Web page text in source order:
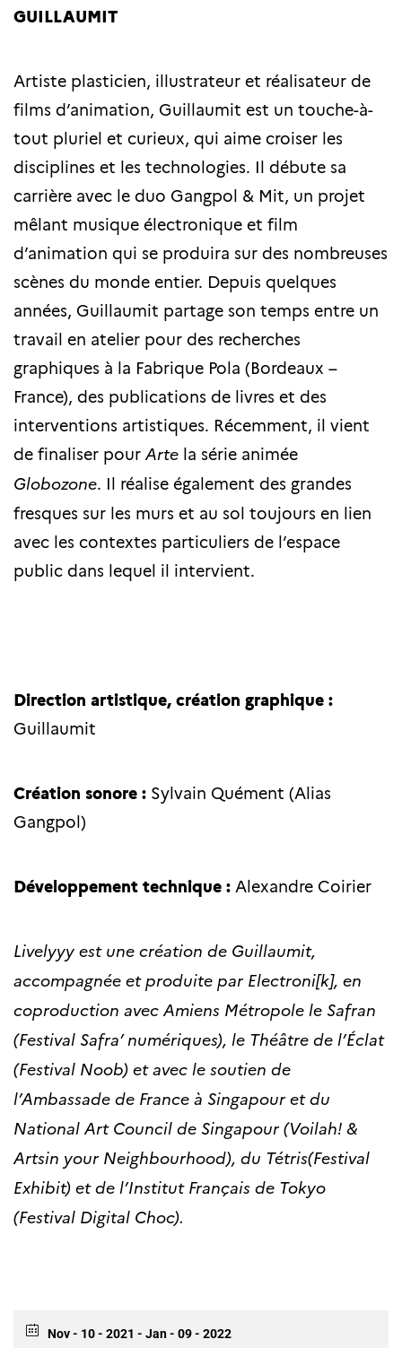
GUILLAUMIT
Artiste plasticien, illustrateur et réalisateur de
films d’animation, Guillaumit est un touche-à-
tout pluriel et curieux, qui aime croiser les
disciplines et les technologies. Il débute sa
carrière avec le duo Gangpol & Mit, un projet
mêlant musique électronique et film
d’animation qui se produira sur des nombreuses
scènes du monde entier. Depuis quelques
années, Guillaumit partage son temps entre un
travail en atelier pour des recherches
graphiques à la Fabrique Pola (Bordeaux –
France), des publications de livres et des
interventions artistiques. Récemment, il vient
de finaliser pour Arte la série animée
Globozone. Il réalise également des grandes
fresques sur les murs et au sol toujours en lien
avec les contextes particuliers de l’espace
public dans lequel il intervient.
Direction artistique, création graphique :
Guillaumit
Création sonore : Sylvain Quément (Alias
Gangpol)
Développement technique : Alexandre Coirier
Livelyyy est une création de Guillaumit,
accompagnée et produite par Electroni[k], en
coproduction avec Amiens Métropole le Safran
(Festival Safra’ numériques), le Théâtre de l’Éclat
(Festival Noob) et avec le soutien de
l’Ambassade de France à Singapour et du
National Art Council de Singapour (Voilah! &
Artsin your Neighbourhood), du Tétris(Festival
Exhibit) et de l’Institut Français de Tokyo
(Festival Digital Choc).
Nov - 10 - 2021 - Jan - 09 - 2022